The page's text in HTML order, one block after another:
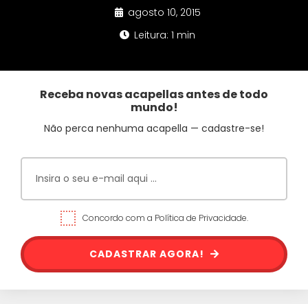
agosto 10, 2015
Leitura: 1 min
Receba novas acapellas antes de todo
mundo!
Não perca nenhuma acapella — cadastre-se!
Concordo com a Política de Privacidade.
CADASTRAR AGORA!